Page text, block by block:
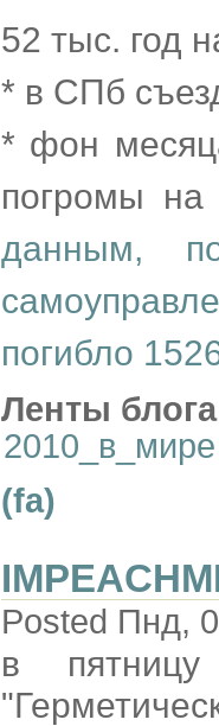
52 тыс. год
* в СПб
* фон
погромы на
данным,
погибло
Ленты
2010_в_мире
(fa)
Posted Пнд,
в пятницу